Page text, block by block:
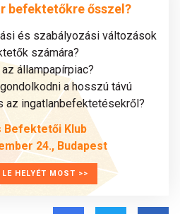
befektetőkre ősszel?
és szabályozási változások
számára?
állampapírpiac?
a hosszú távú
az ingatlanbefektetésekről?
Befektetői Klub
24., Budapest
LE HELYÉT MOST >>